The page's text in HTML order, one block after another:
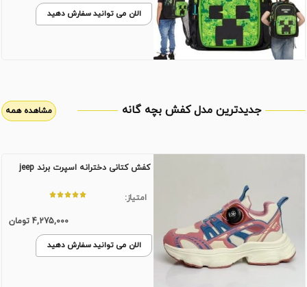
الان می توانید سفارش دهید
جدیدترین مدل کفش بچه گانه مشاهده همه
کفش کتانی دخترانه اسپرت برند jeep
امتیاز:
4,275,000 تومان
الان می توانید سفارش دهید